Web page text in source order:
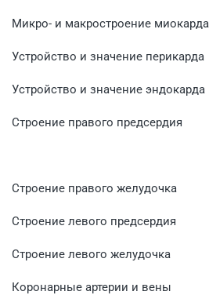
Микро- и макростроение миокарда
Устройство и значение перикарда
Устройство и значение эндокарда
Строение правого предсердия
Строение правого желудочка
Строение левого предсердия
Строение левого желудочка
Коронарные артерии и вены